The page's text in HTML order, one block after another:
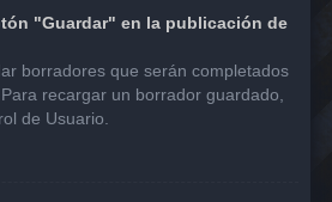
"Guardar" en la publicación de
borradores que serán completados
recargar un borrador guardado,
de Usuario.